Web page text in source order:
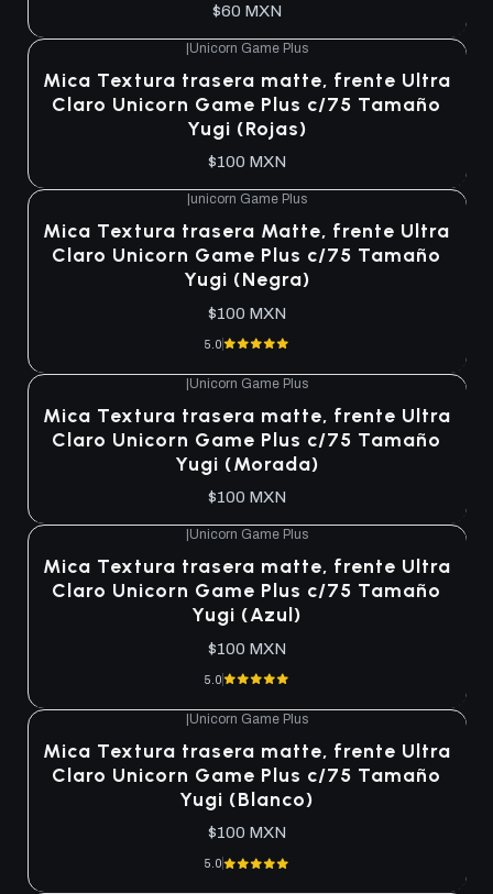
$60 MXN
|Unicorn Game Plus
Mica Textura trasera matte, frente Ultra
Claro Unicorn Game Plus c/75 Tamaño
Yugi (Rojas)
$100 MXN
unicorn Game Plus
Mica Textura trasera Matte, frente Ultra
Claro Unicorn Game Plus c/75 Tamaño
Yugi (Negra)
$100 MXN
5.0
|Unicorn Game Plus
Mica Textura trasera matte, frente Ultra
Claro Unicorn Game Plus c/75 Tamaño
Yugi (Morada)
$100 MXN
Unicorn Game Plus
Mica Textura trasera matte, frente Ultra
Claro Unicorn Game Plus c/75 Tamaño
Yugi (Azul)
$100 MXN
5.0
|Unicorn Game Plus
Mica Textura trasera matte, frente Ultra
Claro Unicorn Game Plus c/75 Tamaño
Yugi (Blanco)
$100 MXN
5.0